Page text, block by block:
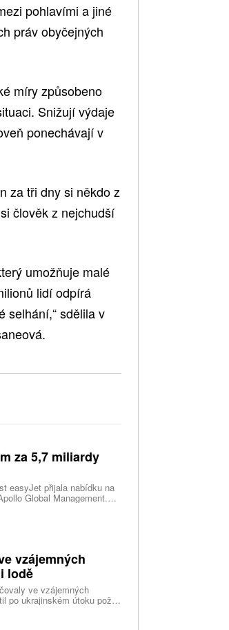
pohlavími a jiné
práv obyčejných
míry způsobeno
Snižují výdaje
ponechávají v
za tři dny si někdo z
člověk z nejchudší
umožňuje malé
lidí odpírá
selhání,“ sdělila v
za 5,7 miliardy
easyJet přijala nabídku na
Global Management.
liber, tedy přibližně 162
vzájemných
lodě
ve vzájemných
po ukrajinském útoku požár
Wildberries.
na síti Telegram.